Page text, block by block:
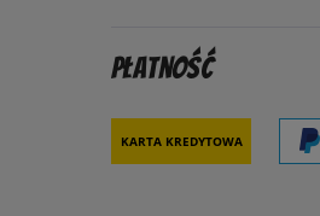
Płatność
Karta kredytowa